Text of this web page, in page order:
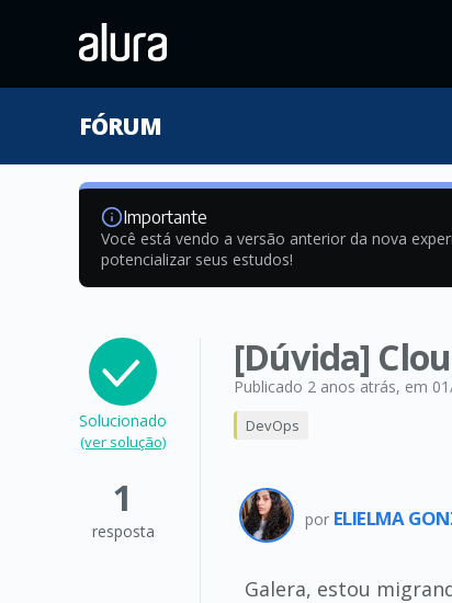
FÓRUM
Importante
Você está vendo a versão anterior da nova
potencializar seus estudos!
Solucionado
(ver solução)
1
resposta
[Dúvida]
Publicado 2 anos atrás, em
DevOps
por ELIELMA
Galera, estou